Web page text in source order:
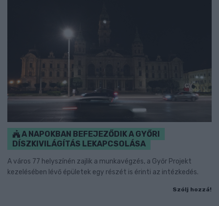
A NAPOKBAN BEFEJEZŐDIK A GYŐRI
DÍSZKIVILÁGÍTÁS LEKAPCSOLÁSA
A város 77 helyszínén zajlik a munkavégzés, a Győr Projekt
kezelésében lévő épületek egy részét is érinti az intézkedés.
Szólj hozzá!